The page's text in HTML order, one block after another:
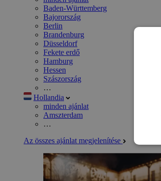
Baden-Württemberg
Bajorország
Berlin
Brandenburg
Düsseldorf
Fekete erdő
Hamburg
Hessen
Szászország
…
Hollandia
minden ajánlat
Amszterdam
…
Az összes ajánlat megjelenítése